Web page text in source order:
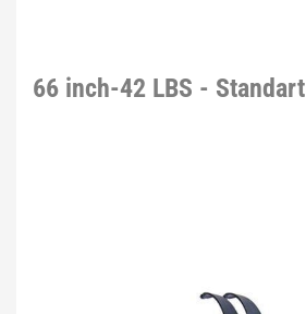
66 inch-42 LBS - Standart